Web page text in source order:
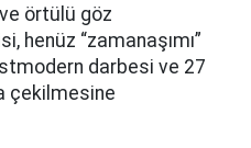
örtülü göz
henüz “zamanaşımı”
darbesi ve 27
çekilmesine